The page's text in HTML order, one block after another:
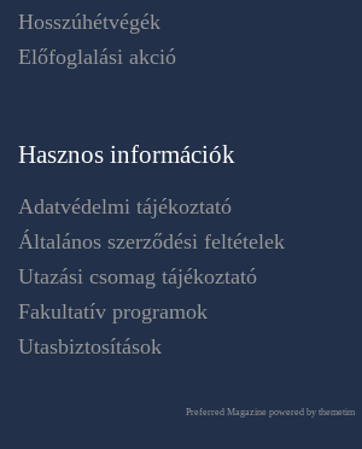
Hosszúhétvégék
Előfoglalási akció
Hasznos információk
Adatvédelmi tájékoztató
Általános szerződési feltételek
Utazási csomag tájékoztató
Fakultatív programok
Utasbiztosítások
Preferred Magazine powered by themetim